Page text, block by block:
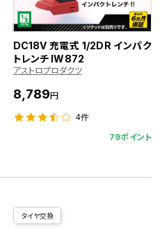
DC18V 充電式 1/2DR インパク
トレンチ IW872
アストロプロダクツ
8,789円
4件
79ポイント
タイヤ交換